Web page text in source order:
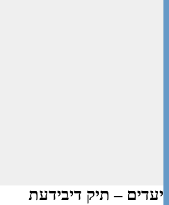
יעדים – תיק דיבידעת